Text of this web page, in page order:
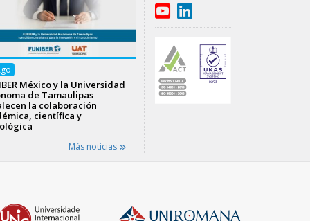
México y la Universidad
de Tamaulipas
la colaboración
científica y
Más noticias